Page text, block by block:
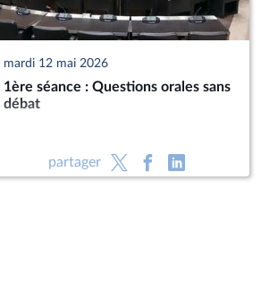
mardi 12 mai 2026
1ère séance : Questions orales sans
débat
partager